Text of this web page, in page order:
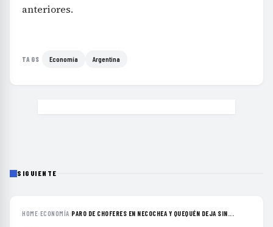
anteriores.
TAGS Economía Argentina
SIGUIENTE
HOME›ECONOMÍA›PARO DE CHOFERES EN NECOCHEA Y QUEQUÉN DEJA SIN...